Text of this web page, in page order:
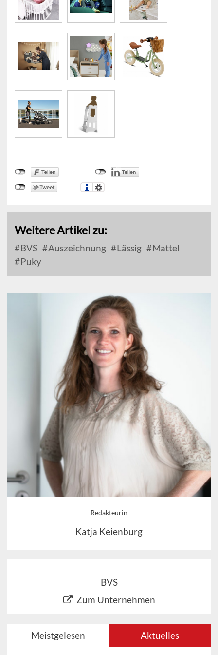
Weitere Artikel zu:
BVS Auszeichnung Lässig
Mattel
Puky
Redakteurin
Katja Keienburg
BVS
Zum Unternehmen
Meistgelesen Aktuelles